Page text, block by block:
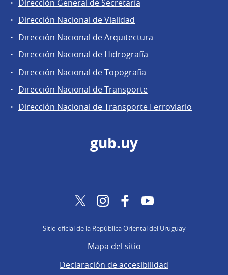
Dirección General de Secretaría
Dirección Nacional de Vialidad
Dirección Nacional de Arquitectura
Dirección Nacional de Hidrografía
Dirección Nacional de Topografía
Dirección Nacional de Transporte
Dirección Nacional de Transporte Ferroviario
gub.uy
TwitterInstagramFacebookYouTube
Sitio oficial de la República Oriental del Uruguay
Mapa del sitio
Declaración de accesibilidad